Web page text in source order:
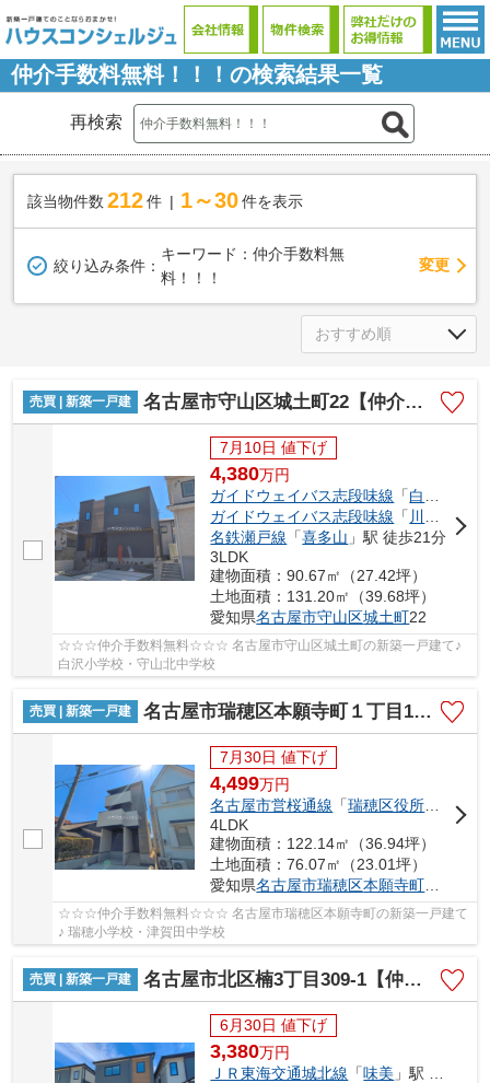
仲介手数料無料！！！の検索結果一覧
再検索
該当物件数 212件 1～30 件を表示
絞り込み条件：
キーワード：仲介手数料無
料！！！
変更
売買 | 新築一戸建 名古屋市守山区城土町22【仲介手数料無料】新築一戸建て 1号棟
7月10日 値下げ
4,380万円
ガイドウェイバス志段味線 「白沢渓谷
ガイドウェイバス志段味線 「 川村
」駅
名鉄瀬戸線 「喜多山 」駅 徒歩21分
3LDK
建物面積：90.67㎡（27.42坪）
土地面積：131.20㎡（39.68坪）
愛知県名古屋市守山区城土町22
☆☆☆仲介手数料無料☆☆☆ 名古屋市守山区城土町の新築一戸建て♪
白沢小学校・守山北中学校
売買 | 新築一戸建 名古屋市瑞穂区本願寺町１丁目16【仲介手数料無料】新築一戸建て 1号棟
7月30日 値下げ
4,499万円
名古屋市営桜通線 「瑞穂区役所 」駅 徒
4LDK
建物面積：122.14㎡（36.94坪）
土地面積：76.07㎡（23.01坪）
愛知県名古屋市瑞穂区本願寺町
☆☆☆仲介手数料無料☆☆☆ 名古屋市瑞穂区本願寺町の新築一戸建て
♪ 瑞穂小学校・津賀田中学校
売買 | 新築一戸建 名古屋市北区楠3丁目309-1【仲介手数料無料】新築一戸建て 2号棟
6月30日 値下げ
3,380万円
ＪＲ東海交通城北線 「味美 」駅 徒歩16分